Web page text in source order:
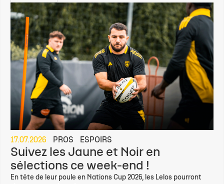
17.07.2026 PROS ESPOIRS
Suivez les Jaune et Noir en
sélections ce week-end !
En tête de leur poule en Nations Cup 2026, les Lelos pourront